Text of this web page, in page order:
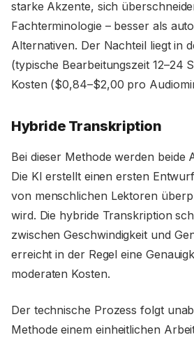
starke Akzente, sich
Fachterminologie – besser als
Alternativen. Der Nachteil liegt in
(typische Bearbeitungszeit 12–24
Kosten ($0,84–$2,00 pro
Hybride Transkription
Bei dieser Methode werden beide
Die KI erstellt einen ersten
von menschlichen Lektoren
wird. Die hybride Transkription
zwischen Geschwindigkeit und
erreicht in der Regel eine
moderaten Kosten.
Der technische Prozess folgt
Methode einem einheitlichen